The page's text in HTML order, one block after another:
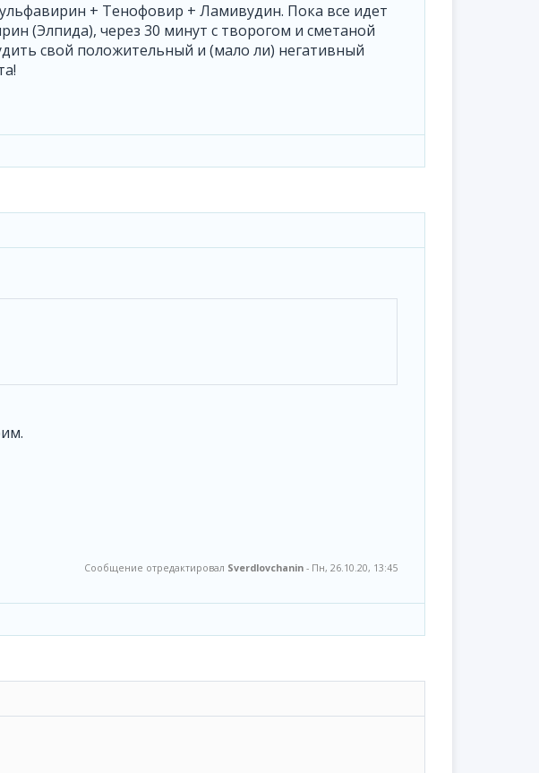
+ Тенофовир + Ламивудин. Пока все идет
(Элпида), через 30 минут с творогом и сметаной
свой положительный и (мало ли) негативный
Сообщение отредактировал Sverdlovchanin - Пн, 26.10.20, 13:45